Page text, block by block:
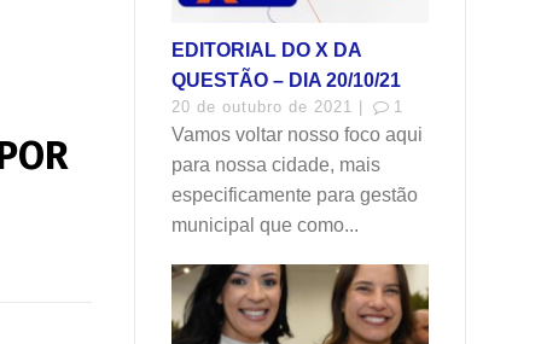
EDITORIAL DO X DA
QUESTÃO – DIA 20/10/21
20 de outubro de 2021 | 1
Vamos voltar nosso foco aqui
para nossa cidade, mais
especificamente para gestão
municipal que como...